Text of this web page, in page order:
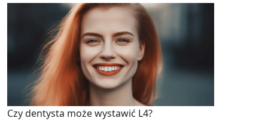
Czy dentysta może wystawić L4?